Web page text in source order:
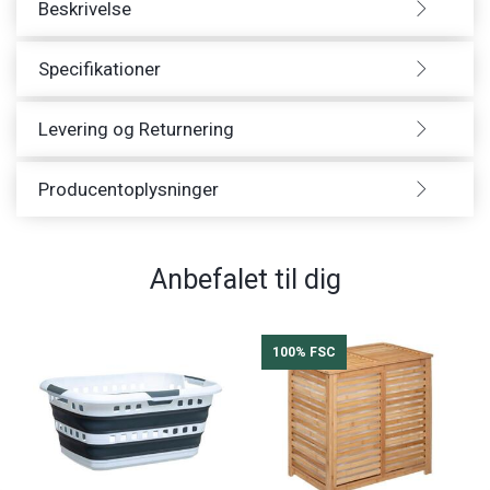
Beskrivelse
Specifikationer
Levering og Returnering
Producentoplysninger
Anbefalet til dig
100% FSC